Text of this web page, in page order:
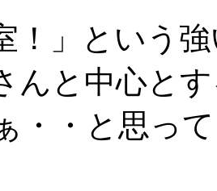
！」という
んと中心と
・・と思っ